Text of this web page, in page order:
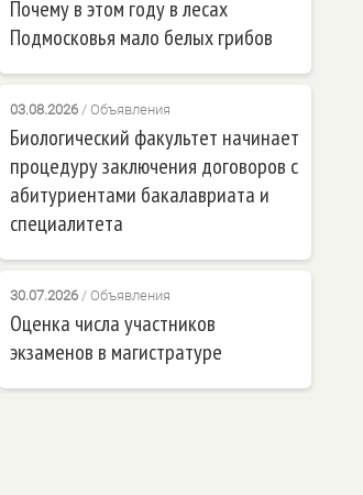
Почему в этом году в лесах
Подмосковья мало белых грибов
03.08.2026/ Объявления
Биологический факультет начинает
процедуру заключения договоров с
абитуриентами бакалавриата и
специалитета
30.07.2026/ Объявления
Оценка числа участников
экзаменов в магистратуре